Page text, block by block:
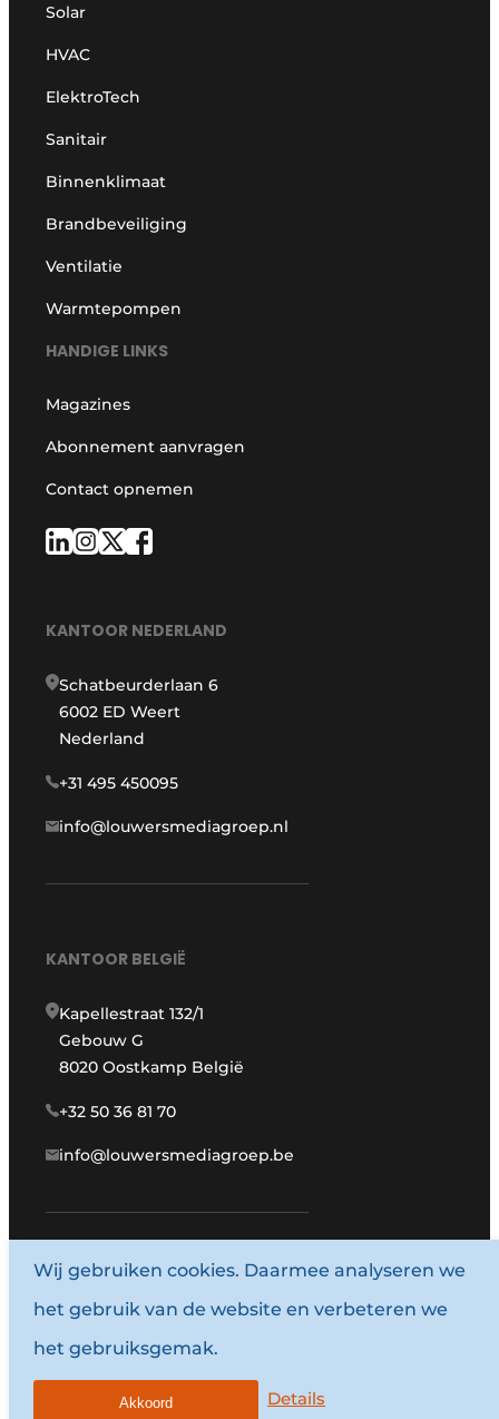
Solar
HVAC
ElektroTech
Sanitair
Binnenklimaat
Brandbeveiliging
Ventilatie
Warmtepompen
HANDIGE LINKS
Magazines
Abonnement aanvragen
Contact opnemen
KANTOOR NEDERLAND
Schatbeurderlaan 6
6002 ED Weert
Nederland
+31 495 450095
info@louwersmediagroep.nl
KANTOOR BELGIË
Kapellestraat 132/1
Gebouw G
8020 Oostkamp België
+32 50 36 81 70
info@louwersmediagroep.be
www.louwersmediagroep.com
© 1987 - 2026 Louwersmediagroep.
Algemene voorwaarden
Wij gebruiken cookies. Daarmee analyseren we
het gebruik van de website en verbeteren we
het gebruiksgemak.
Details
Akkoord